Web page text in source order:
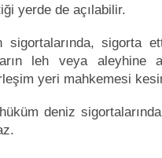
yerde de açılabilir.
sigortalarında, sigorta
leh veya aleyhine
yeri mahkemesi
deniz